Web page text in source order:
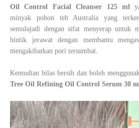
Oil Control Facial Cleanser 125 ml
minyak pohon teh Australia yang
semulajadi dengan sifat menyerap untuk
bintik jerawat dengan membantu
mengakibatkan pori tersumbat.
Kemudian bilas bersih dan boleh
Tree Oil Refining Oil Control Serum 30